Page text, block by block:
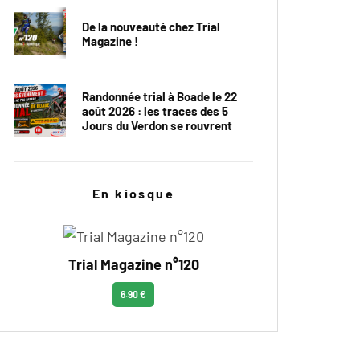
De la nouveauté chez Trial
Magazine !
Randonnée trial à Boade le 22
août 2026 : les traces des 5
Jours du Verdon se rouvrent
En kiosque
Trial Magazine n°120
6.90 €